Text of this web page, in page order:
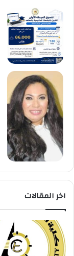
اخر المقالات